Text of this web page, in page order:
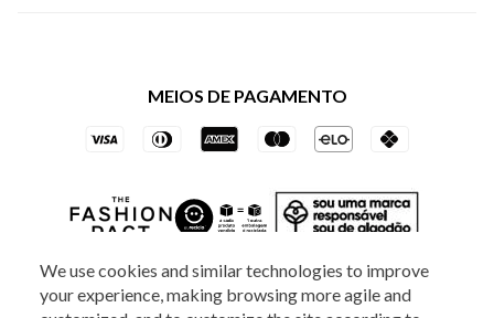
We use cookies and similar technologies to improve
your experience, making browsing more agile and
Trocas e Devoluções
Vai de Visa
Azul Fidelidade
MEIOS DE PAGAMENTO
SOCIAL